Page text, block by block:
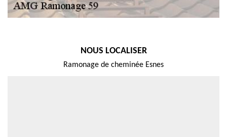
NOUS LOCALISER
Ramonage de cheminée Esnes